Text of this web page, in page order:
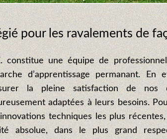
pour les ravalements de
constitue une équipe de
d’apprentissage permanant.
la pleine satisfaction de
adaptées à leurs besoins.
techniques les plus
absolue, dans le plus grand